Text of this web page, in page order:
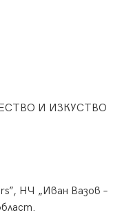
И ИЗКУСТВО
НЧ „Иван Вазов –